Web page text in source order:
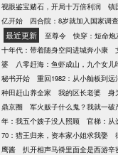
视眼鉴宝赌石，开局十万倍利润
镇
亿开始
四合院：8岁就加入国家调
最近更新 至尊令 快穿：短命炮
十年代：带着随身空间进城奔小康
婆
八零赶海：鱼虾成山，九个女儿
秘书开始
重回1982：从小舢板到远
种田赶山养全家
我的区长老婆 身
鼎京圈
军火贩子什么鬼？我就一破
年：我五个嫂子没人照顾
官梯：从
70：猎王归来，资本家小姐求我娶
鹰酱
扒开相声马褂里面全是西游辛